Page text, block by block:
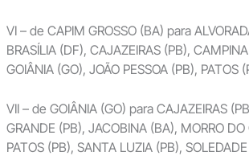
VI – de CAPIM GROSSO (BA) para
BRASÍLIA (DF), CAJAZEIRAS (PB),
GOIÂNIA (GO), JOÃO PESSOA (PB), PATOS
VII – de GOIÂNIA (GO) para CAJAZEIRAS
GRANDE (PB), JACOBINA (BA), MORRO
PATOS (PB), SANTA LUZIA (PB),